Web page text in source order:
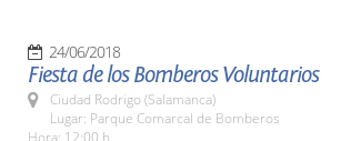
24/06/2018
Fiesta de los Bomberos Voluntarios
Ciudad Rodrigo (Salamanca)
Lugar: Parque Comarcal de Bomberos
Hora: 12:00 h.